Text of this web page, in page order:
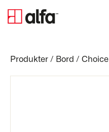
Produkter / Bord / Choice